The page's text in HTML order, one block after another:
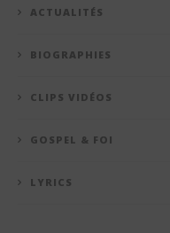
ACTUALITÉS
BIOGRAPHIES
CLIPS VIDÉOS
GOSPEL & FOI
LYRICS